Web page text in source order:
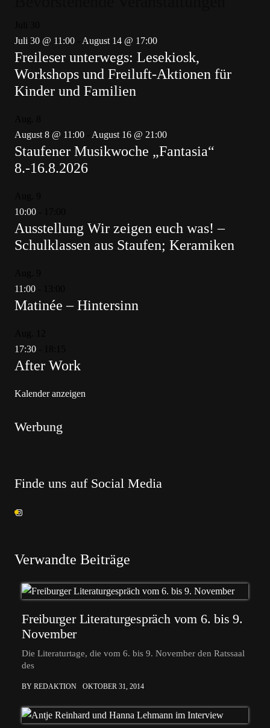
Juli 30 @ 11:00
August 14 @ 17:00
Freileser unterwegs: Lesekiosk,
Workshops und Freiluft-Aktionen für
Kinder und Familien
August 8 @ 11:00
August 16 @ 21:00
Staufener Musikwoche „Fantasia“
8.-16.8.2026
10:00
Ausstellung Wir zeigen euch was! –
Schulklassen aus Staufen; Keramiken
11:00
Matinée – Hintersinn
17:30
After Work
Kalender anzeigen
Werbung
Finde uns auf Social Media
Verwandte Beiträge
Freiburger Literaturgespräch vom 6. bis 9.
November
Die Literaturtage, die vom 6. bis 9. November den Ratssaal
des
BY REDAKTION OKTOBER 31, 2014